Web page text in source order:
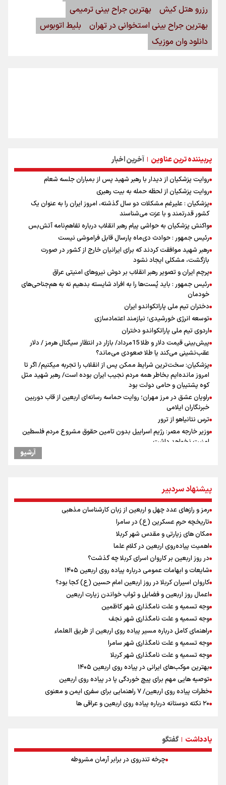
پربیننده ترین عناوین | آخرین اخبار
روایت پزشکیان از دیدار با رهبر شهید پس از بمباران جلسه شعام
روایت پزشکیان از لحظه حمله به بیت رهبری
پزشکیان : علیرغم مشکلات دو سال گذشته، امروز ایران را به عنوان یک
کشور قدرتمند و با عزت می‌شناسند
واکنش پزشکیان به حواشی پیام رهبر انقلاب درباره تفاهم‌نامه آتش‌بس
رئیس جمهور : حوادث دی‌ماه پارسال قابل فراموشی نیست
رهبر شهید موافقت کردند که برای ایرانیان خارج از کشور در صورت
بازگشت، مشکلی ایجاد نشود
پرچم ایران و تصویر رهبر انقلاب بر دوش نیروهای امنیتی عراق
رئیس جمهور : باید پُست‌ها را به افراد شایسته بدهیم نه به هم‌جناحی‌های
خودمان
دختران تیم ملی پاراتکواندو ایران
توسعه انرژی خورشیدی؛ نیازمند اعتمادسازی
اردوی تیم ملی پاراتکواندو دختران
پیش‌بینی قیمت دلار و طلا 15مرداد/ بازار در انتظار سیگنال هرمز / دلار
عقب‌نشینی می‌کند یا طلا صعودی می‌ماند؟
پزشکیان: سخت‌ترین شرایط ممکن پس از انقلاب را تجربه میکنیم/ اگر تا
امروز مانده‌ایم بخاطر همه‌ مردم نجیب ایران بوده است/ رهبر شهید مثل
کوه پشتیبان و حامی دولت بود
راویان عشق در مرز مهران؛ روایت حماسه‌ رسانه‌ای اربعین از قاب دوربین
خبرنگاران ایلامی
ترس نتانیاهو از ترور
وزیر خارجه مصر: رژیم اسراییل بدون تامین حقوق مشروع مردم فلسطین
امنیت نخواهد داشت
ندارد
نشست وزیران خارجه مصر، ترکیه، پاکستان و عربستان با محوریت تحولات
منطقه
ارائه بیش از ۲ میلیون خدمات بهداشتی-درمانی به زائران اربعین
معاون وزیر خارجه : مذاکره نه معجزه است و نه خیانت
پخش قسمت اول گفت‌وگوی رئیس‌جمهور بعد از خبر ۲۲
ازهوش مصنوعی تا طلای مجازی/ شجیع: با نگاه بدبینانه هم نتایج هانگژو
را در ناگویا تکرار می‌کنیم+ فیلم
ارتش در آمادگی کامل قرار دارد/ توان رزم ارتش بی وقفه در حال ارتقا است
ونس: ایرانی‌ها مذاکره‌کنندگان سرسختی هستند
آرشیو
پیشنهاد سردبیر
رمز و رازهای عدد چهل و اربعین از زبان کارشناسان مذهبی
تاریخچه حرم عسکرین (ع) در سامرا
مکان های زیارتی و مقدس شهر کربلا
اهمیت پیاده‌روی اربعین در کلام علما
در روز اربعین بر کاروان اسرای کربلا چه گذشت؟
شایعات و ابهامات عمومی درباره پیاده روی اربعین ۱۴۰۵
کاروان اسیران کربلا در روز اربعین امام حسین (ع) کجا بود؟
اعمال روز اربعین و فضایل و ثواب خواندن زیارت اربعین
وجه تسمیه و علت نامگذاری شهر کاظمین
وجه تسمیه و علت نامگذاری شهر نجف
راهنمای کامل درباره مسیر پیاده روی اربعین از طریق العلماء
وجه تسمیه و علت نامگذاری شهر سامرا
وجه تسمیه و علت نامگذاری شهر کربلا
بهترین موکب‌های ایرانی در پیاده روی اربعین ۱۴۰۵
توصیه هایی مهم برای پیچ خوردگی پا در پیاده روی اربعین
خطرات پیاده روی اربعین/ ۷ راهنمایی برای سفری ایمن و معنوی
۲۰ نکته دوستانه درباره پیاده روی اربعین و عراقی ها
توصیه های کاربردی برای زائران در پیاده روی اربعین
یادداشت | گفتگو
چرخه تندروی در برابر آرمان مشروطه
رزرو هتل کیش
بهترین جراح بینی ترمیمی
بهترین جراح بینی استخوانی در تهران
بلیط اتوبوس
دانلود وان موزیک